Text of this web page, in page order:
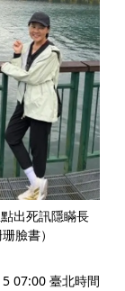
出死訊隱瞞長
臉書）
07:00 臺北時間